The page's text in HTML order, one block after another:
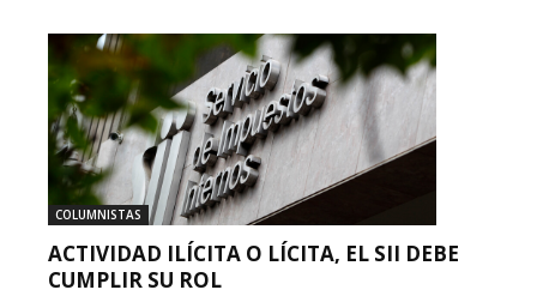
COLUMNISTAS
ACTIVIDAD ILÍCITA O LÍCITA, EL SII DEBE
CUMPLIR SU ROL